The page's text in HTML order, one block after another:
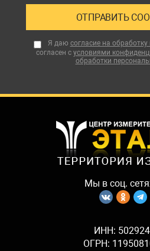
Я даю согласие на
согласен с условиями
обработки
Мы в соц.
ИНН:
ОГРН: